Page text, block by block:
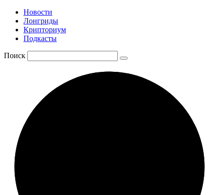
Новости
Лонгриды
Крипториум
Подкасты
Поиск